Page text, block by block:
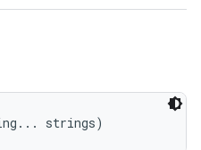
strings)